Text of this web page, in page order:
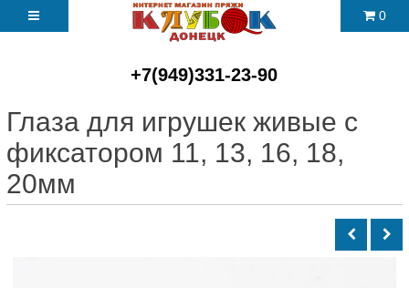
+7(949)331-23-90
0
Глаза для игрушек живые с
фиксатором 11, 13, 16, 18,
20мм